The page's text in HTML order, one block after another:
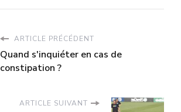
ARTICLE PRÉCÉDENT
Quand s'inquiéter en cas de
constipation ?
ARTICLE SUIVANT